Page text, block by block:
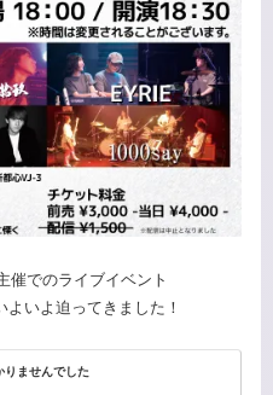
催でのライブイベント
よいよ迫ってきました！
りませんでした